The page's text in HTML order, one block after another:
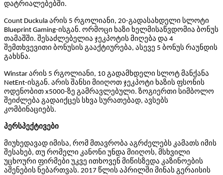
დატრიალებებში.
Count Duckula არის 5 რგოლიანი, 20-გადასახდელი სლოტი
Blueprint Gaming-ისგან. ორმოცი ხაზი ხელმისაწვდომია ბონუს
თამაშში. შესაძლებელია ჯეკპოტის მიღება და 4
შემთხვევითი ბონუსის გააქტიურება, ასევე 5 ბონუს რაუნდის
გახსნა.
Winstar არის 5 რგოლიანი, 10 გადამხდელი სლოტ მანქანა
NetEnt-ისგან. არის შანსი მიიღოთ ჯეკპოტი ხაზის ფსონის
ოდენობით x5000-ზე გამრავლებული. ზოგიერთი სიმბოლო
შეიძლება გადაიქცეს სხვა სურათებად, ავსებს
კომბინაციებს.
პერსპექტივები
მიუხედავად იმისა, რომ მთავრობა აგრძელებს კამათს იმის
შესახებ, თუ რომელი კანონი უნდა მიიღოს, მსხვილი
უცხოური ფირმები უკვე ითხოვენ მიწისზედა კაზინოების
აშენების ნებართვას. 2017 წლის აპრილში მინას გერაისის